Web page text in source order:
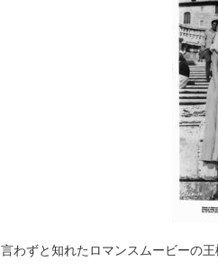
言わずと知れたロマンスムービーの王